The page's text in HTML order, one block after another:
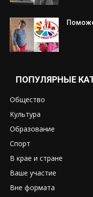
ПОПУЛЯРНЫЕ
Общество
Культура
Образование
Спорт
В крае и стране
Ваше участие
Вне формата